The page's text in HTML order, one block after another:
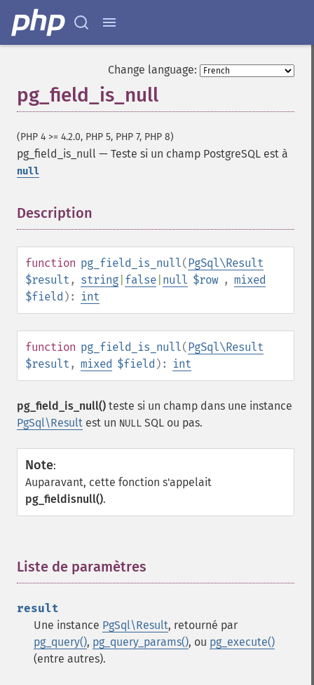
Change language:
pg_field_is_null
(PHP 4 >= 4.2.0, PHP 5, PHP 7, PHP 8)
pg_field_is_null — Teste si un champ PostgreSQL est à
null
Description
function pg_field_is_null(PgSql\Result
$result , string false null $row , mixed
$field ): int
function pg_field_is_null(PgSql\Result
$result , mixed $field ): int
pg_field_is_null() teste si un champ dans une instance
PgSql\Result est un NULL SQL ou pas.
Note:
Auparavant, cette fonction s'appelait
pg_fieldisnull().
Liste de paramètres
result
Une instance PgSql\Result, retourné par
pg_query(), pg_query_params(), ou pg_execute()
(entre autres).